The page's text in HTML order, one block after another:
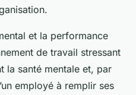
et la performance
de travail stressant
la santé mentale et, par
employé à remplir ses